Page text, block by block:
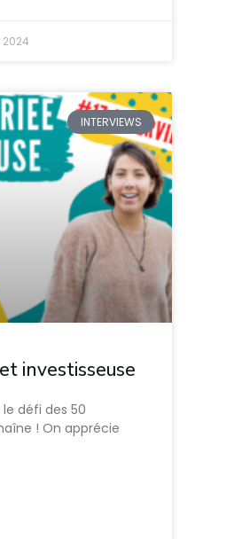
2024
INTERVIEWS
investisseuse
défi des 50
! On apprécie